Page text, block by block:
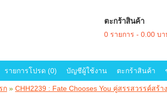
ตะกร้าสินค้า
0 รายการ - 0.00 บ
รายการโปรด (0) บัญชีผู้ใช้งาน ตะกร้าสินค้า
ก » CHH2239 : Fate Chooses You คู่สรรสวรรค์สร้